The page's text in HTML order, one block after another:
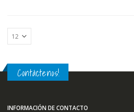
Contáctenos!
INFORMACIÓN DE CONTACTO